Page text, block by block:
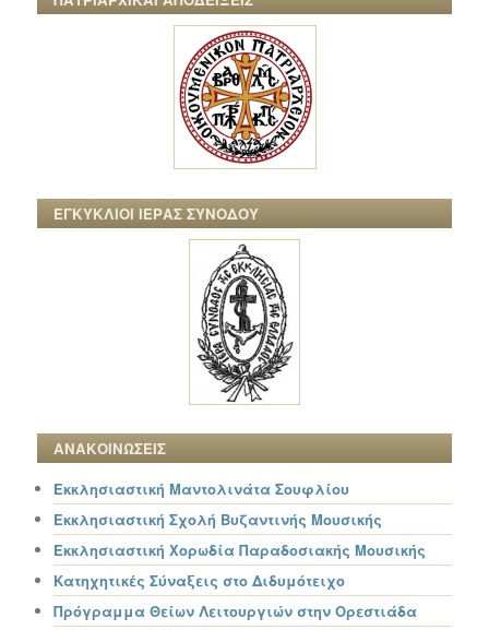
ΕΓΚΥΚΛΙΟΙ ΙΕΡΑΣ ΣΥΝΟΔΟΥ
ΑΝΑΚΟΙΝΩΣΕΙΣ
Εκκλησιαστική Μαντολινάτα Σουφλίου
Εκκλησιαστική Σχολή Βυζαντινής Μουσικής
Εκκλησιαστική Χορωδία Παραδοσιακής Μουσικής
Κατηχητικές Σύναξεις στο Διδυμότειχο
Πρόγραμμα Θείων Λειτουργιών στην Ορεστιάδα